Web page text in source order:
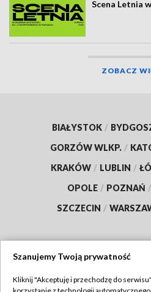
Scena Letnia
ZOBACZ
BIAŁYSTOK /
GORZÓW WLKP. /
KRAKÓW / LUBLIN /
OPOLE / POZNAŃ /
SZCZECIN /
Szanujemy Twoją prywatność
Kliknij "Akceptuję i przechodzę do